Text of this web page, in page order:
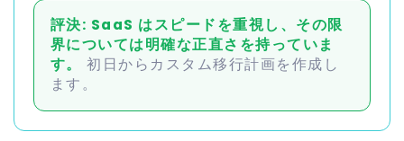
評決: SaaS はスピードを重視し、その限
界については明確な正直さを持っていま
す。
初日からカスタム移行計画を作成し
ます。